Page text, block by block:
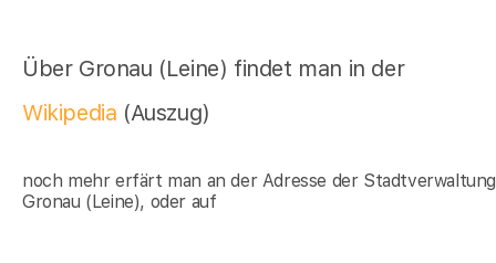
Über Gronau (Leine) findet man in der
Wikipedia (Auszug)
noch mehr erfärt man an der Adresse der
Gronau (Leine), oder auf